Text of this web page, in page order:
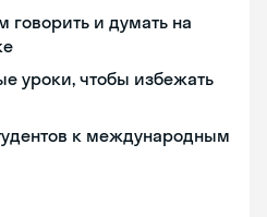
говорить и думать на
уроки, чтобы избежать
к международным